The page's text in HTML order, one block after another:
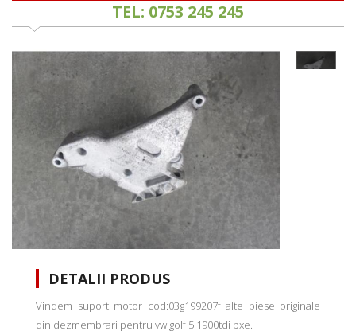
TEL: 0753 245 245
DETALII PRODUS
Vindem suport motor cod:03g199207f alte piese originale
din dezmembrari pentru vw golf 5 1900tdi bxe.